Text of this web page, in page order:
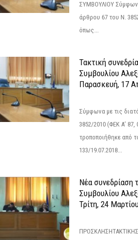
ΣΥΜΒΟΥΛΙΟΥ
άρθρου 67 του Ν.
όπως...
Τακτική
Συμβουλίου
Παρασκευή, 17
Σύμφωνα με τις
3852/2010 (ΦΕΚ Α’ 87,
τροποποιήθηκε από
133/19.07.2018...
Νέα συνεδρίαση
Συμβουλίου
Τρίτη, 24